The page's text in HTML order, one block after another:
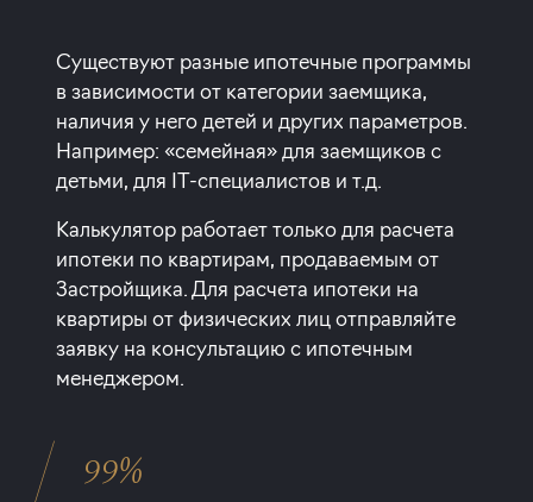
Существуют разные ипотечные программы
в зависимости от категории заемщика,
наличия у него детей и других параметров.
Например: «семейная» для заемщиков с
детьми, для IT-специалистов и т.д.
Калькулятор работает только для расчета
ипотеки по квартирам, продаваемым от
Застройщика. Для расчета ипотеки на
квартиры от физических лиц отправляйте
заявку на консультацию с ипотечным
менеджером.
99%